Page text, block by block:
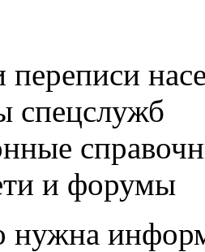
спецслужб
и форумы
нужна